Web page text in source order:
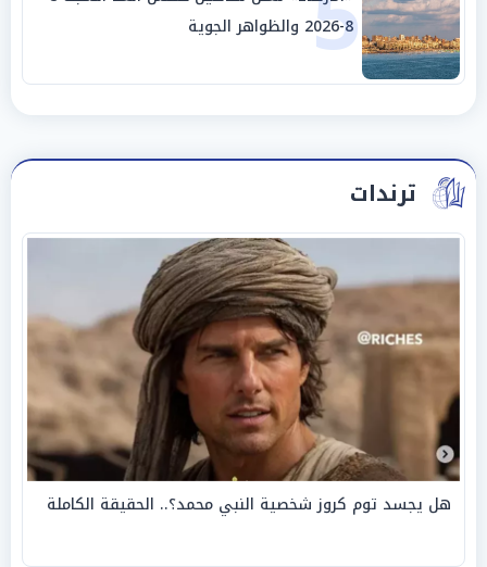
8-2026 والظواهر الجوية
ترندات
هل يجسد توم كروز شخصية النبي محمد؟.. الحقيقة الكاملة